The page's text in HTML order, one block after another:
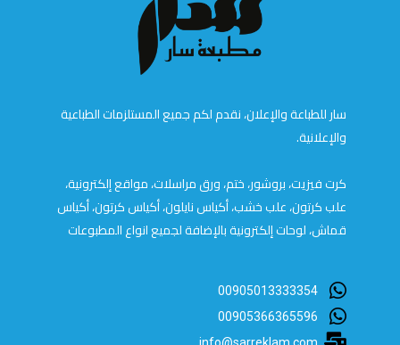
سار للطباعة والإعلان، نقدم لكم جميع المستلزمات الطباعية
والإعلانية.
كرت فيزيت، بروشور، ختم، ورق مراسلات، مواقع إلكترونية،
علب كرتون، علب خشب، أكياس نايلون، أكياس كرتون، أكياس
قماش، لوحات إلكترونية بالإضافة لجميع انواع المطبوعات
00905013333354
00905366365596